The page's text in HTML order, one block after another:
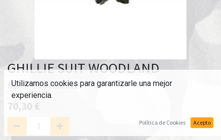
GHILLIE SUIT WOODLAND
Marca:Otras marcas
70,30€
Utilizamos cookies para garantizarle una mejor
experiencia.
Política de Cookies Acepto